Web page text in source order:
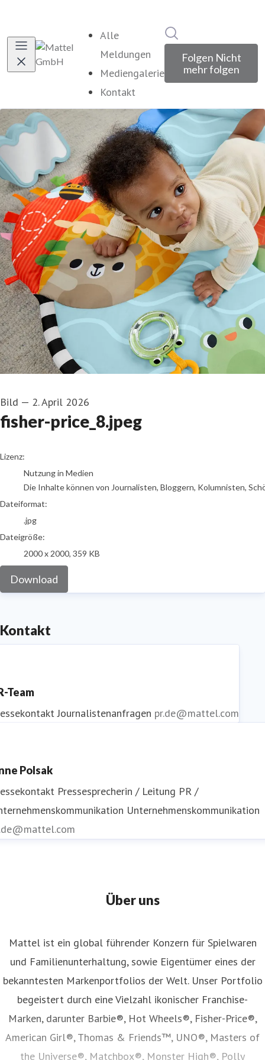
Alle
Meldungen
Mediengalerie
Kontakt
Folgen Nicht
mehr folgen
Bild — 2. April 2026
fisher-price_8.jpeg
go to media item
Lizenz:
Nutzung in Medien
Die Inhalte können von Journalisten, Bloggern, Kolumnisten,
Dateiformat:
.jpg
Dateigröße:
2000 x 2000, 359 KB
Download
Kontakt
Team
Journalistenanfragen pr.de@mattel.com
Polsak
Pressesprecherin / Leitung PR /
Unternehmenskommunikation
Über uns
Mattel ist ein global führender Konzern für Spielwaren
und Familienunterhaltung, sowie Eigentümer eines der
bekanntesten Markenportfolios der Welt. Unser Portfolio
begeistert durch eine Vielzahl ikonischer Franchise-
Marken, darunter Barbie®, Hot Wheels®, Fisher-Price®,
American Girl®, Thomas & Friends™, UNO®, Masters of
the Universe®, Matchbox®, Monster High®, Polly